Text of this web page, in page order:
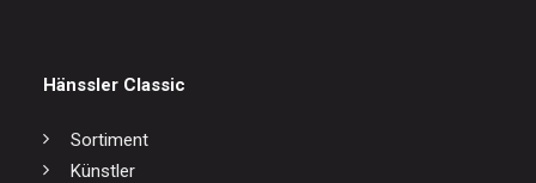
Hänssler Classic
Sortiment
Künstler